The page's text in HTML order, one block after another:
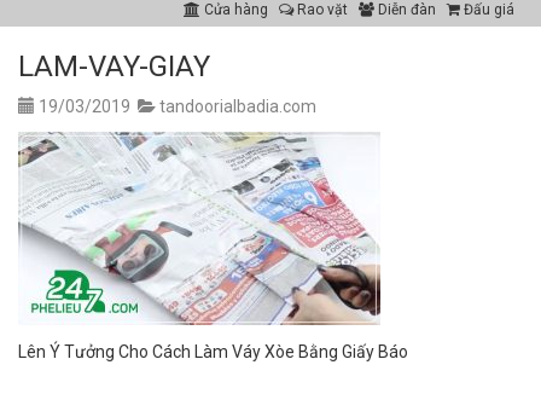
Cửa hàng Rao vặt Diễn đàn Đấu giá
LAM-VAY-GIAY
19/03/2019 tandoorialbadia.com
Lên Ý Tưởng Cho Cách Làm Váy Xòe Bằng Giấy Báo